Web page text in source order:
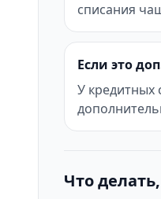
списания
Если это
У кредитных
Что